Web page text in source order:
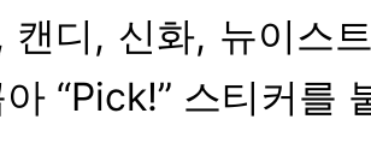
월
하
순
캔디, 신화, 뉴이스
“Pick!” 스티커를